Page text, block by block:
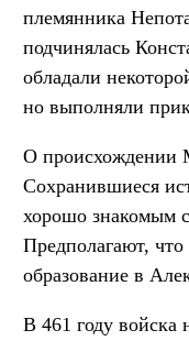
племянника
подчинялась
обладали
но выполняли
О происхождении
Сохранившиеся
хорошо знакомым
Предполагают,
образование в
В 461 году войска